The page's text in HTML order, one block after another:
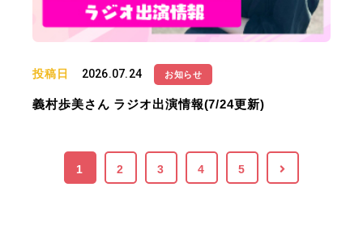
投稿日 2026.07.24 お知らせ
義村歩美さん ラジオ出演情報(7/24更新)
1 2 3 4 5